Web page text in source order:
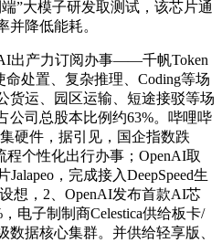
”大模子研发取测试，该芯片通
并降低能耗。
产力订阅办事——千帆Token
处置、复杂推理、Coding等场
货运、园区运输、短途接驳等场
公司总股本比例约63%。哔哩哔
硬件，据引见，国企指数跌
程个性化出行办事；OpenAI取
，完成接入DeepSpeed生
想，2、OpenAI发布首款AI芯
电子制制商Celestica供给板卡/
据核心集群。并供给轻享版、